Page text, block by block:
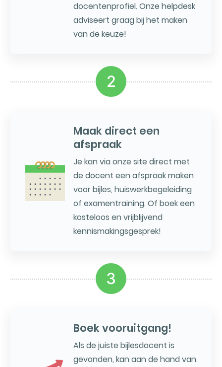
docentenprofiel. Onze helpdesk
adviseert graag bij het maken
van de keuze!
2
Maak direct een
afspraak
Je kan via onze site direct met
de docent een afspraak maken
voor bijles, huiswerkbegeleiding
of examentraining. Of boek een
kosteloos en vrijblijvend
kennismakingsgesprek!
3
Boek vooruitgang!
Als de juiste bijlesdocent is
gevonden, kan aan de hand van